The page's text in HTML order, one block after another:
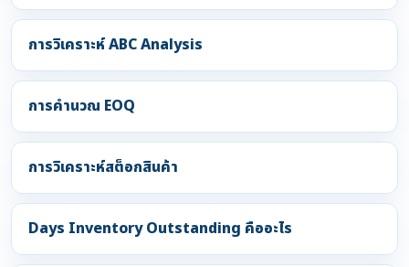
การวิเคราะห์ ABC Analysis
การคำนวณ EOQ
การวิเคราะห์สต็อกสินค้า
Days Inventory Outstanding คืออะไร